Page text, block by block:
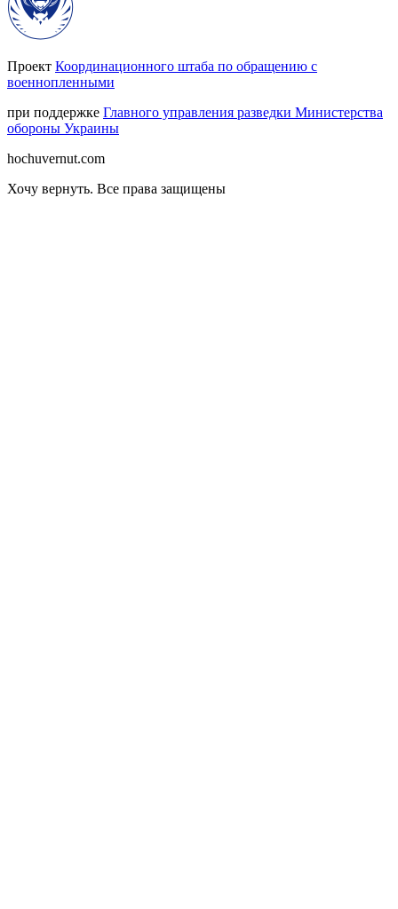
Проект Координационного штаба по обращению с
военнопленными
при поддержке Главного управления разведки Министерства
обороны Украины
hochuvernut.com
Хочу вернуть. Все права защищены